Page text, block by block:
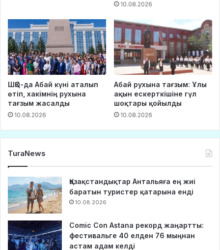
10.08.2026
ШҚО-да Абай күні аталып
өтіп, хакімнің рухына
тағзым жасалды
10.08.2026
Абай рухына тағзым: Ұлы
ақын ескерткішіне гүл
шоқтары қойылды
10.08.2026
TuraNews
Қазақстандықтар Антальяға ең жиі
баратын туристер қатарына енді
10.08.2026
Comic Con Astana рекорд жаңартты:
фестивальге 40 елден 76 мыңнан
астам адам келді